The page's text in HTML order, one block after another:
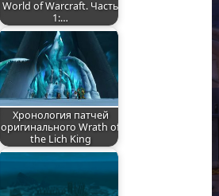
World of Warcraft. Часть
1:…
Хронология патчей
оригинального Wrath of
the Lich King